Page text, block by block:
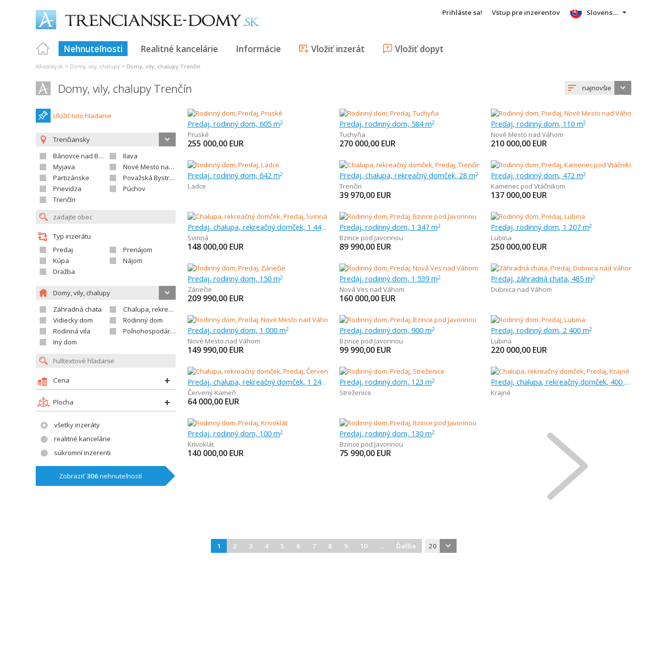
Prihláste sa! Vstup pre inzerentov
Nehnuteľnosti Realitné kancelárie Informácie Vložiť inzerát Vložiť dopyt
Slovensky
AReality.sk > Domy, vily, chalupy > Domy, vily, chalupy Trenčín
Domy, vily, chalupy Trenčín najnovšie
Uložiť toto hladanie
Trenčiansky
Bánovce nad Bebravou
Ilava
Myjava
Nové Mesto nad Váhom
Partizánske
Považská Bystrica
Prievidza
Púchov
Trenčín
Typ inzerátu
Predaj
Prenájom
Kúpa
Nájom
Dražba
Domy, vily, chalupy
Záhradná chata
Chalupa, rekreačný domček
Vidiecky dom
Rodinný dom
Rodinná vila
Poľnohospodárska usadlosť
Iný dom
Cena
Plocha
všetky inzeráty
realitné kancelárie
súkromní inzerenti
Zobraziť306nehnuteľností
Predaj, rodinný dom, 605 m2
Pruské
255 000,00 EUR
Predaj, rodinný dom, 584 m2
Tuchyňa
270 000,00 EUR
Predaj, rodinný dom, 110 m2
Nové Mesto nad Váhom
210 000,00 EUR
Predaj, rodinný dom, 642 m2
Ladce
Predaj, chalupa, rekreačný domček, 28 m2
Trenčín
39 970,00 EUR
Predaj, rodinný dom, 472 m2
Kamenec pod Vtáčnikom
137 000,00 EUR
Predaj, chalupa, rekreačný domček, 1 441 m
Svinná
148 000,00 EUR
Predaj, rodinný dom, 1 347 m2
Bzince pod Javorinou
89 990,00 EUR
Predaj, rodinný dom, 1 207 m2
Lubina
250 000,00 EUR
Predaj, rodinný dom, 150 m2
Záriečie
209 990,00 EUR
Predaj, rodinný dom, 1 539 m2
Nová Ves nad Váhom
160 000,00 EUR
Predaj, záhradná chata, 485 m2
Dubnica nad Váhom
Predaj, rodinný dom, 1 000 m2
Nové Mesto nad Váhom
149 990,00 EUR
Predaj, rodinný dom, 900 m2
Bzince pod Javorinou
99 990,00 EUR
Predaj, rodinný dom, 2 400 m2
Lubina
220 000,00 EUR
Predaj, chalupa, rekreačný domček, 1 244 m
Červený Kameň
64 000,00 EUR
Predaj, rodinný dom, 123 m2
Streženice
Predaj, chalupa, rekreačný domček, 400 m
Krajné
Predaj, rodinný dom, 100 m2
Krivoklát
140 000,00 EUR
Predaj, rodinný dom, 130 m2
Bzince pod Javorinou
75 990,00 EUR
1 2 3 4 5 6 7 8 9 10 ... Ďalšia 20